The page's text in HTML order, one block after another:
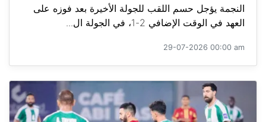
النجمة يؤجل حسم اللقب للجولة الأخيرة بعد فوزه على
العهد في الوقت الإضافي 2-1، في الجولة ال...
29-07-2026 00:00 am